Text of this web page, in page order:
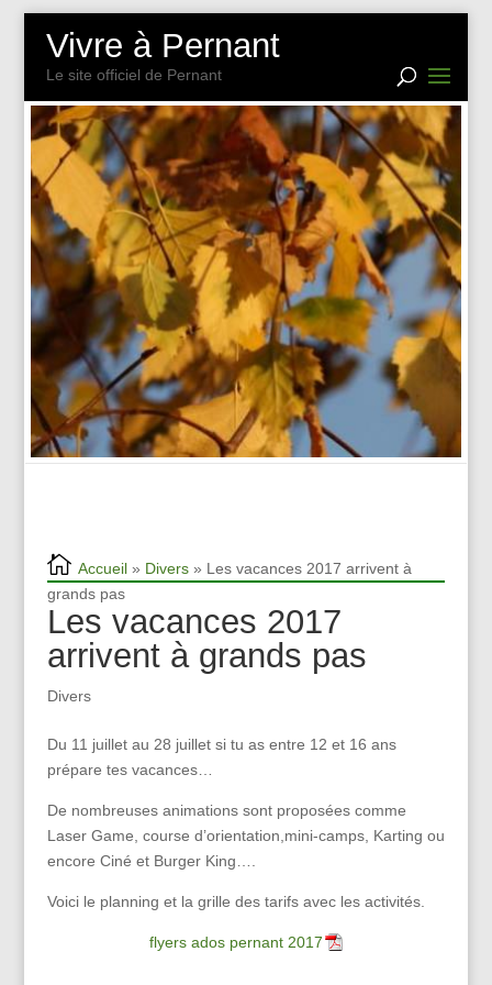
Vivre à Pernant
Le site officiel de Pernant
Accueil» Divers» Les vacances 2017 arrivent à
grands pas
Les vacances 2017
arrivent à grands pas
Divers
Du 11 juillet au 28 juillet si tu as entre 12 et 16 ans
prépare tes vacances…
De nombreuses animations sont proposées comme
Laser Game, course d’orientation,mini-camps, Karting ou
encore Ciné et Burger King….
Voici le planning et la grille des tarifs avec les activités.
flyers ados pernant 2017